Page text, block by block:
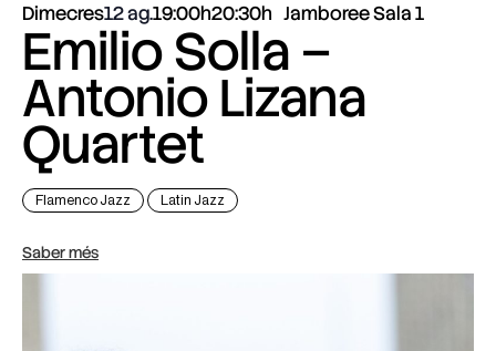
Dimecres12 ag.19:00h20:30h Jamboree Sala 1
Emilio Solla –
Antonio Lizana
Quartet
Flamenco Jazz Latin Jazz
Saber més